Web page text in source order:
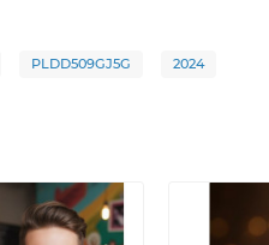
PLDD509GJ5G 2024